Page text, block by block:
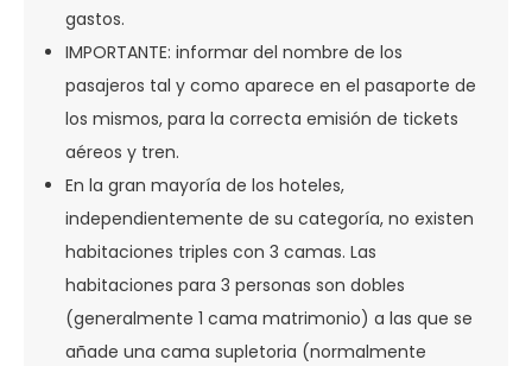
gastos.
IMPORTANTE: informar del nombre de los
pasajeros tal y como aparece en el pasaporte de
los mismos, para la correcta emisión de tickets
aéreos y tren.
En la gran mayoría de los hoteles,
independientemente de su categoría, no existen
habitaciones triples con 3 camas. Las
habitaciones para 3 personas son dobles
(generalmente 1 cama matrimonio) a las que se
añade una cama supletoria (normalmente